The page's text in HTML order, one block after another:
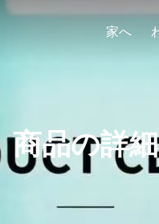
家へ
商品の詳細